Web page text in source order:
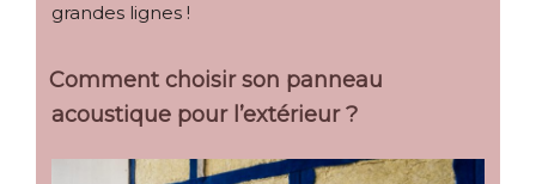
grandes lignes !
Comment choisir son panneau
acoustique pour l’extérieur ?